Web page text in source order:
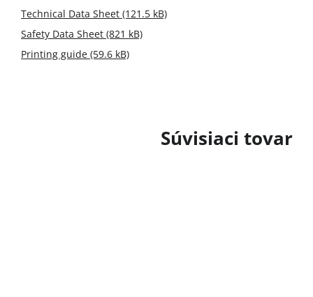
Súvisiaci tovar
Technical Data Sheet (121.5 kB)
Safety Data Sheet (821 kB)
Printing guide (59.6 kB)